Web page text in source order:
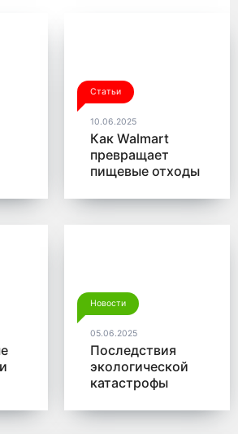
Статьи
10.06.2025
Как Walmart
превращает
пищевые отходы
Новости
05.06.2025
Последствия
экологической
катастрофы
микробы от